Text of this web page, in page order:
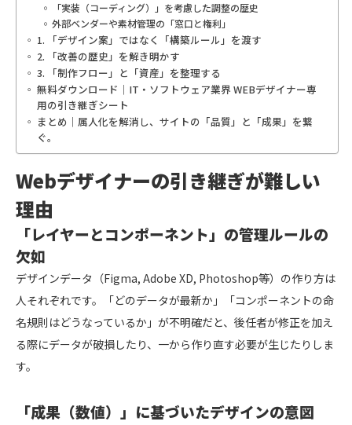
「実装（コーディング）」を考慮した調整の歴史
外部ベンダーや素材管理の「窓口と権利」
1. 「デザイン案」ではなく「構築ルール」を渡す
2. 「改善の歴史」を解き明かす
3. 「制作フロー」と「資産」を整理する
無料ダウンロード｜IT・ソフトウェア業界 WEBデザイナー専
用の引き継ぎシート
まとめ｜属人化を解消し、サイトの「品質」と「成果」を繋
ぐ。
Webデザイナーの引き継ぎが難しい
理由
「レイヤーとコンポーネント」の管理ルールの
欠如
デザインデータ（Figma, Adobe XD, Photoshop等）の作り方は
人それぞれです。「どのデータが最新か」「コンポーネントの命
名規則はどうなっているか」が不明確だと、後任者が修正を加え
る際にデータが破損したり、一から作り直す必要が生じたりしま
す。
「成果（数値）」に基づいたデザインの意図